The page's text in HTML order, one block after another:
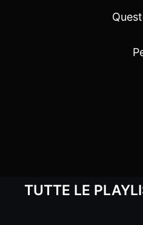
TUTTE LE